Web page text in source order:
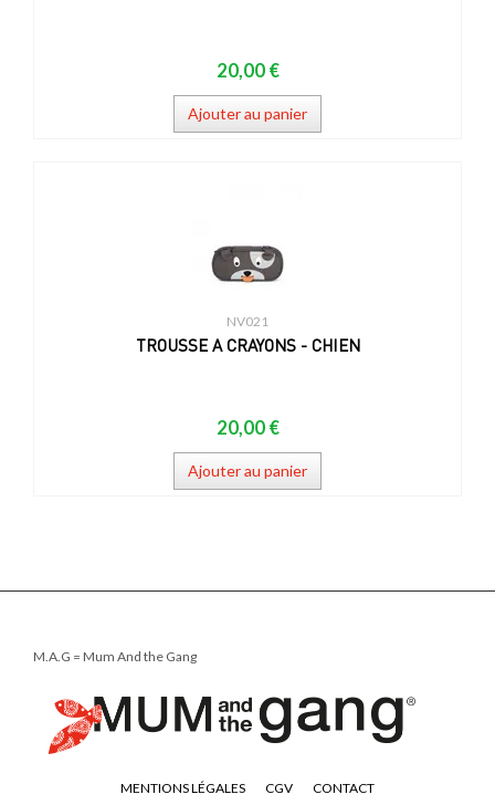
20,00 €
Ajouter au panier
NV021
TROUSSE A CRAYONS - CHIEN
20,00 €
Ajouter au panier
M.A.G = Mum And the Gang
MENTIONS LÉGALES CGV CONTACT